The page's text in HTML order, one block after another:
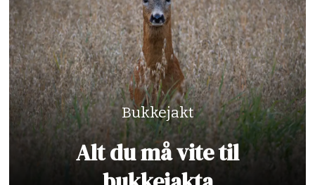
Bukkejakt
Alt du må vite til